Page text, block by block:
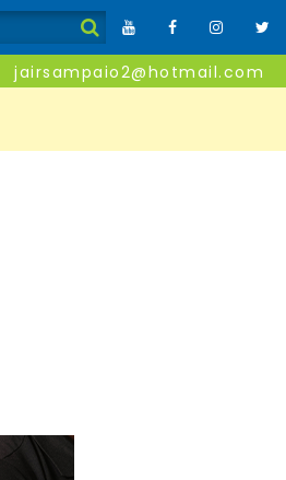
jairsampaio2@hotmail.com